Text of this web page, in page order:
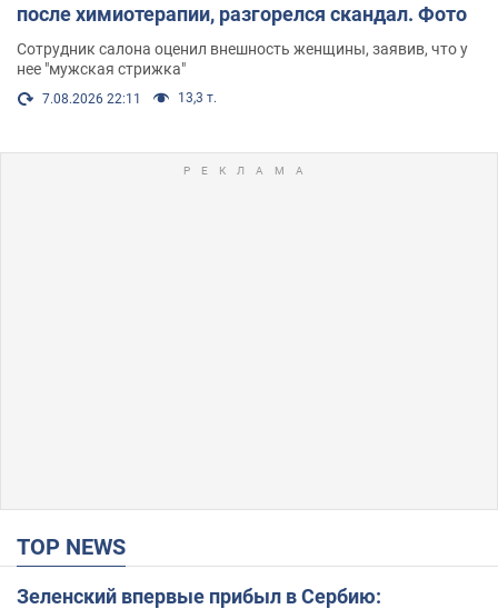
после химиотерапии, разгорелся скандал. Фото
Сотрудник салона оценил внешность женщины, заявив, что у
нее "мужская стрижка"
7.08.2026 22:11 13,3 т.
TOP NEWS
Зеленский впервые прибыл в Сербию: